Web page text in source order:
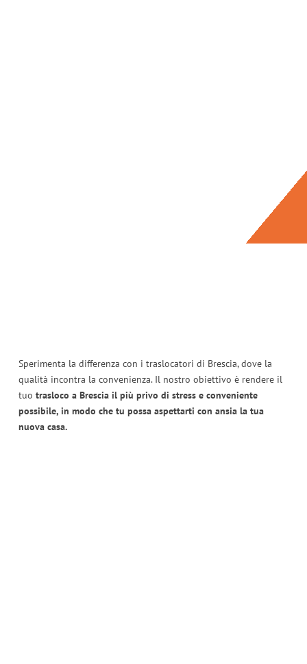
Sperimenta la differenza con i traslocatori di Brescia, dove la
qualità incontra la convenienza. Il nostro obiettivo è rendere il
tuo trasloco a Brescia il più privo di stress e conveniente
possibile, in modo che tu possa aspettarti con ansia la tua
nuova casa.